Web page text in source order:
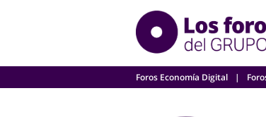
Foros Economía Digital